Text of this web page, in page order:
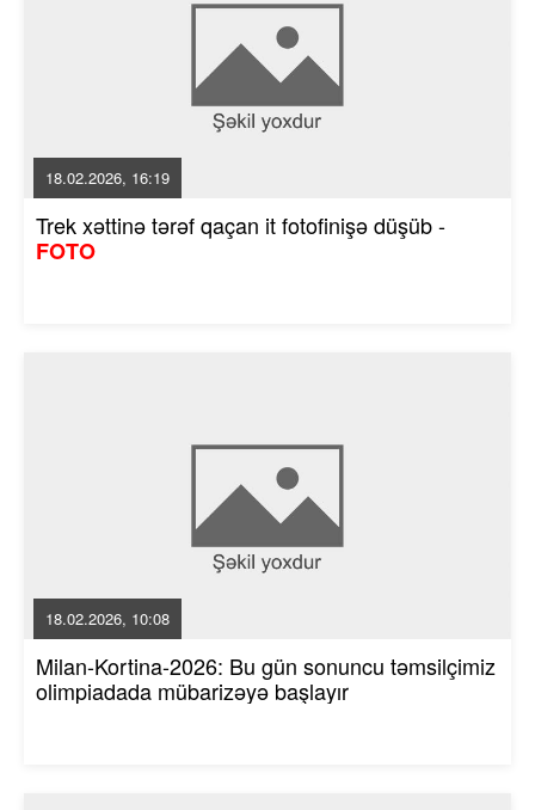
18.02.2026, 16:19
Trek xəttinə tərəf qaçan it fotofinişə düşüb -
FOTO
18.02.2026, 10:08
Milan-Kortina-2026: Bu gün sonuncu təmsilçimiz
olimpiadada mübarizəyə başlayır